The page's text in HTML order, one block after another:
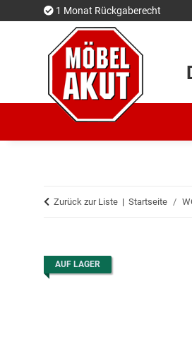
1 Monat Rückgaberecht
Zurück zur Liste Startseite
AUF LAGER